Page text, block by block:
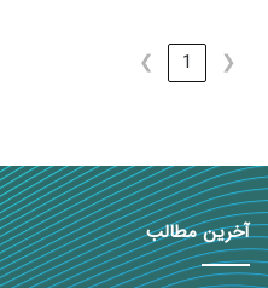
❮
1
❯
آخرین مطالب